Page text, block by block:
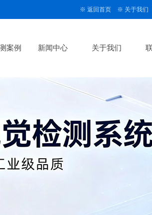
※ 返回首页 ※ 关于我们
案例 新闻中心 关于我们